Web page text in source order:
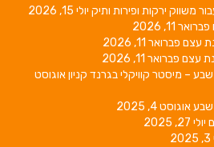
משווק ירקות ופירות ותיק יולי 15, 2026
פברואר 11, 2026
עצם פברואר 11, 2026
עצם פברואר 11, 2026
– מיסטר קוויקלי בגרנד קניוןאוגוסט
שבעאוגוסט 4, 2025
יולי 27, 2025